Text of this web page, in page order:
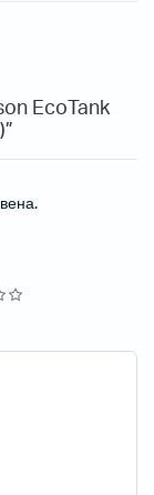
EcoTank